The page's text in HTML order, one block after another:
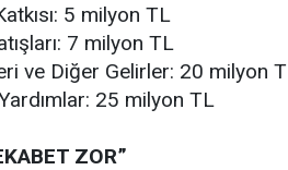
5 milyon TL
7 milyon TL
ve Diğer Gelirler: 20 milyon
25 milyon TL
ZOR”